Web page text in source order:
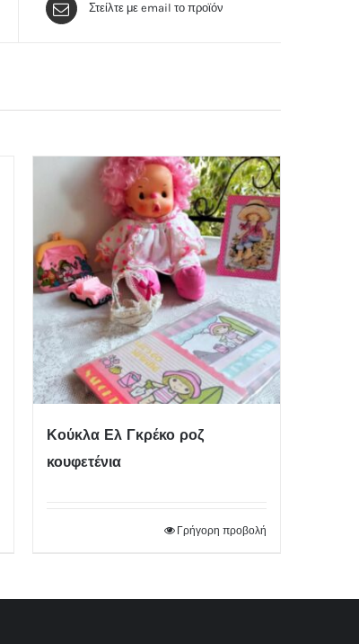
Στείλτε με email το προϊόν
Κούκλα Ελ Γκρέκο ροζ
κουφετένια
Γρήγορη προβολή